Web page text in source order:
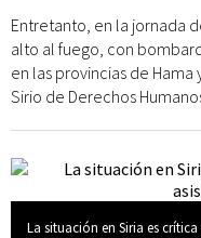
Entretanto, en la jornada
alto al fuego, con
en las provincias de
Sirio de Derechos
La situación en Siria es